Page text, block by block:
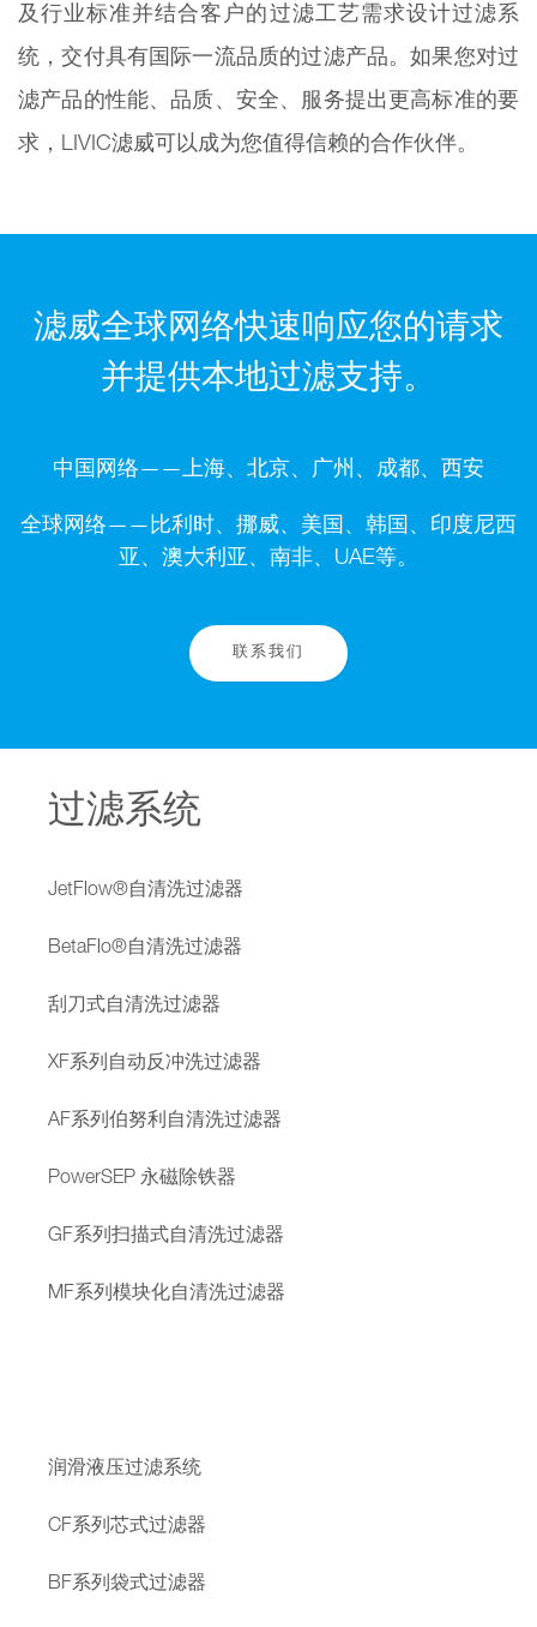
及行业标准并结合客户的过滤工艺需求设计过滤系
统，交付具有国际一流品质的过滤产品。如果您对过
滤产品的性能、品质、安全、服务提出更高标准的要
求，LIVIC滤威可以成为您值得信赖的合作伙伴。
滤威全球网络快速响应您的请求
并提供本地过滤支持。
中国网络——上海、北京、广州、成都、西安
全球网络——比利时、挪威、美国、韩国、印度尼西
亚、澳大利亚、南非、UAE等。
联系我们
过滤系统
JetFlow®自清洗过滤器
BetaFlo®自清洗过滤器
刮刀式自清洗过滤器
XF系列自动反冲洗过滤器
AF系列伯努利自清洗过滤器
PowerSEP 永磁除铁器
GF系列扫描式自清洗过滤器
MF系列模块化自清洗过滤器
润滑液压过滤系统
CF系列芯式过滤器
BF系列袋式过滤器